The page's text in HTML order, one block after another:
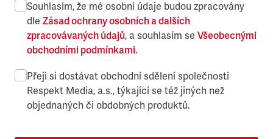
Souhlasím, že mé osobní údaje budou zpracovány
dle Zásad ochrany osobních a dalších
zpracovávaných údajů, a souhlasím se Všeobecnými
obchodními podmínkami.
Přeji si dostávat obchodní sdělení společnosti
Respekt Media, a.s., týkající se též jiných než
objednaných či obdobných produktů.